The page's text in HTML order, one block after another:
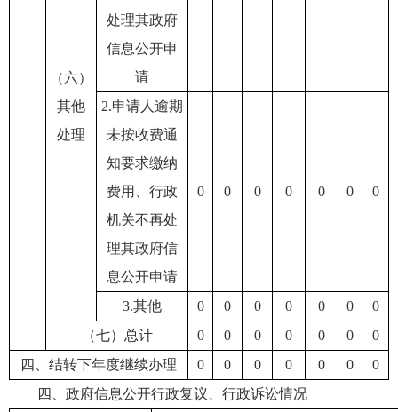
（六）
其他
处理
处理其政府
信息公开申
请
2.申请人逾期
未按收费通
知要求缴纳
费用、行政
机关不再处
理其政府信
息公开申请
0 0 0 0 0 0 0
3.其他 0 0 0 0 0 0
0
（七）总计
0 0 0 0 0 0
0
四、结转下年度继续办理
0 0 0 0 0 0
0
四、政府信息公开行政复议、行政诉讼情况